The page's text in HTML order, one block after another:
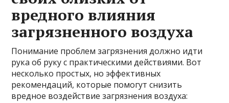
вредного влияния
загрязненного воздуха
Понимание проблем загрязнения должно идти
рука об руку с практическими действиями. Вот
несколько простых, но эффективных
рекомендаций, которые помогут снизить
вредное воздействие загрязнения воздуха: